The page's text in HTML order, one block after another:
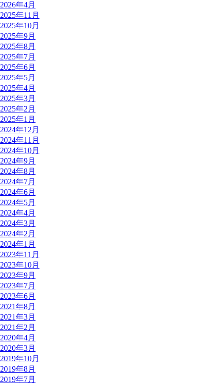
2026年4月
2025年11月
2025年10月
2025年9月
2025年8月
2025年7月
2025年6月
2025年5月
2025年4月
2025年3月
2025年2月
2025年1月
2024年12月
2024年11月
2024年10月
2024年9月
2024年8月
2024年7月
2024年6月
2024年5月
2024年4月
2024年3月
2024年2月
2024年1月
2023年11月
2023年10月
2023年9月
2023年7月
2023年6月
2021年8月
2021年3月
2021年2月
2020年4月
2020年3月
2019年10月
2019年8月
2019年7月